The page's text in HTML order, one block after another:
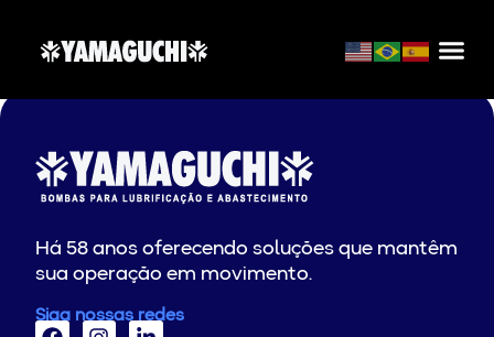
J J MOTORES
Há 58 anos oferecendo soluções que mantêm
sua operação em movimento.
Siga nossas redes